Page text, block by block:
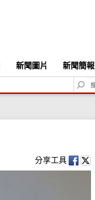
新聞圖片 新聞簡報
S
e
c
分享工具